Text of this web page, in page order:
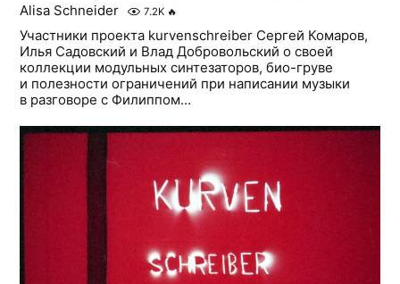
Alisa Schneider 7.2K 🔥
Участники проекта kurvenschreiber Сергей Комаров,
Илья Садовский и Влад Добровольский о своей
коллекции модульных синтезаторов, био-груве
и полезности ограничений при написании музыки
в разговоре с Филиппом...